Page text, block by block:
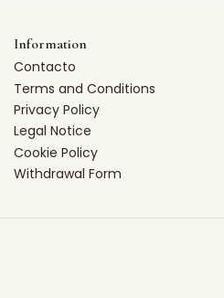
Information
Contacto
Terms and Conditions
Privacy Policy
Legal Notice
Cookie Policy
Withdrawal Form